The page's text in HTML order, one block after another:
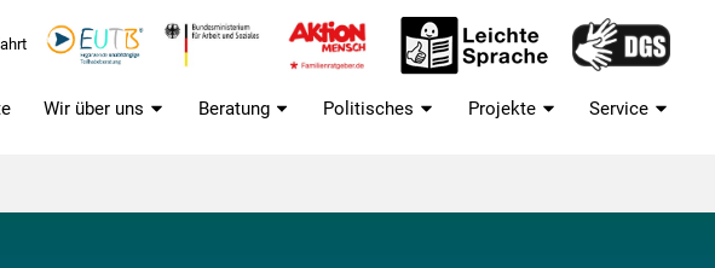
Wir über uns Beratung Politisches Projekte Service